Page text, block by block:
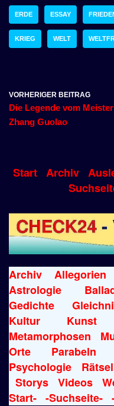
ERDE ESSAY
KRIEG WELT
VORHERIGER BEITRAG
Die Legende vom Meister
Zhang Guolao
Start Archiv
Archiv Allegorien
Astrologie
Gedichte
Kultur
Kunst
Metamorphosen
Orte
Parabeln
Psychologie
Rätsel
Storys
Videos
Start- -Suchseite-